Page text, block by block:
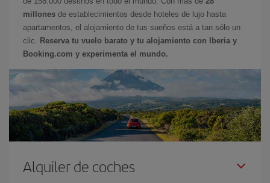
millones de establecimientos desde hoteles de lujo hasta
apartamentos, el alojamiento de tus sueños está a tan sólo un
clic.
Reserva tu vuelo barato y tu alojamiento con Iberia y
Booking.com y experimenta el mundo.
Alquiler de coches